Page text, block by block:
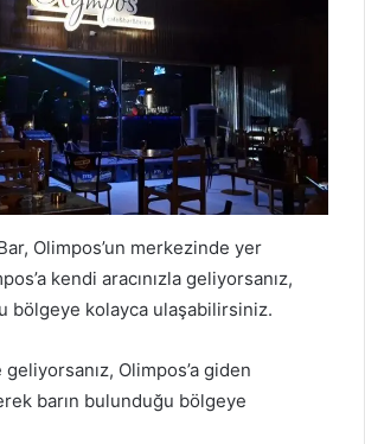
Olimpos’un merkezinde yer
kendi aracınızla geliyorsanız,
bölgeye kolayca ulaşabilirsiniz.
Olimpos’a giden
barın bulunduğu bölgeye